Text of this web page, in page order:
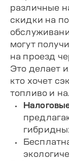
различные
скидки на
могут
на проезд
Это делает
кто хочет
топливо и